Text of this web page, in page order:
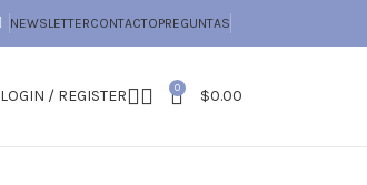
NEWSLETTERCONTACTOPREGUNTAS
LOGIN / REGISTER 0 $0.00